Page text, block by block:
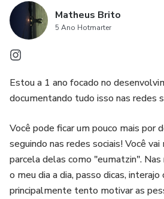
Matheus Brito
5 Ano Hotmarter
Estou a 1 ano focado no
documentando tudo isso nas redes
Você pode ficar um pouco mais por
seguindo nas redes sociais! Você
parcela delas como "eumatzin".
o meu dia a dia, passo dicas,
principalmente tento motivar as